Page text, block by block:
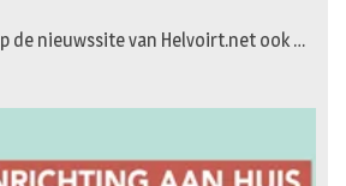
de nieuwssite van Helvoirt.net ook …